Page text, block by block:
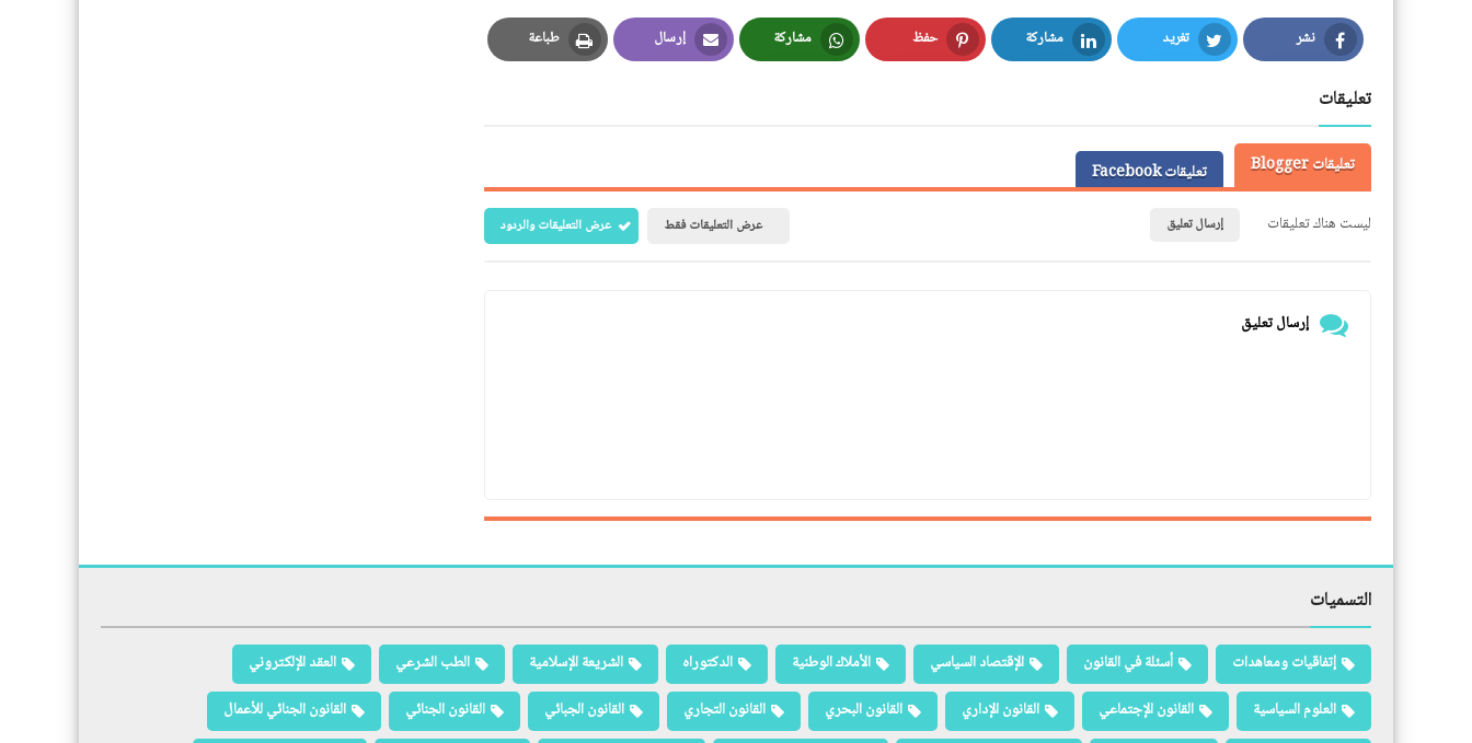
نشر
Facebook
تغريد
Twitter
مشاركة
LinkedIn
حفظ
Pinterest
مشاركة
Whatsapp
إرسال
Email
طباعة
Print
تعليقات
تعليقات Blogger
تعليقات Facebook
ليست هناك تعليقات
إرسال تعليق عرض التعليقات فقط عرض التعليقات والردود
إرسال تعليق
التسميات
إتفاقيات ومعاهدات أسئلة في القانون الإقتصاد السياسي الأملاك الوطنية الدكتوراه الشريعة الإسلامية الطب الشرعي
العقد الإلكتروني
العلوم السياسية
القانون الإجتماعي القانون الإداري القانون البحري القانون التجاري القانون الجبائي القانون الجنائي
القانون الجنائي للأعمال